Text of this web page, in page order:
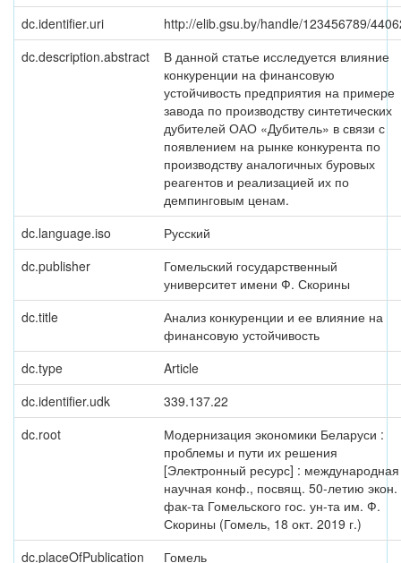
dc.identifier.uri
http://elib.gsu.by/handle/123456789/
dc.description.abstract
В данной статье исследуется влияние
конкуренции на финансовую
устойчивость предприятия на примере
завода по производству синтетических
дубителей ОАО «Дубитель» в связи с
появлением на рынке конкурента по
производству аналогичных буровых
реагентов и реализацией их по
демпинговым ценам.
dc.language.iso
Русский
dc.publisher
Гомельский государственный
университет имени Ф. Скорины
dc.title
Анализ конкуренции и ее влияние на
финансовую устойчивость
dc.type
Article
dc.identifier.udk
339.137.22
dc.root
Модернизация экономики Беларуси :
проблемы и пути их решения
[Электронный ресурс] : международная
научная конф., посвящ. 50-летию экон.
фак-та Гомельского гос. ун-та им. Ф.
Скорины (Гомель, 18 окт. 2019 г.)
dc.placeOfPublication
Гомель